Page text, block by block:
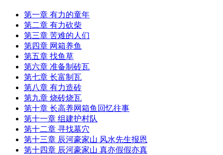
第一章 有力的童年
第二章 有力砍柴
第三章 苦难的人们
第四章 网箱养鱼
第五章 找鱼草
第六章 准备制砖瓦
第七章 长富制瓦
第八章 有力造砖
第九章 烧砖烧瓦
第十章 长高养网箱鱼回忆往事
第十一章 组建护村队
第十二章 寻找墓穴
第十三章 辰河豪家山 风水先生报恩
第十四章 辰河豪家山 真亦假假亦真